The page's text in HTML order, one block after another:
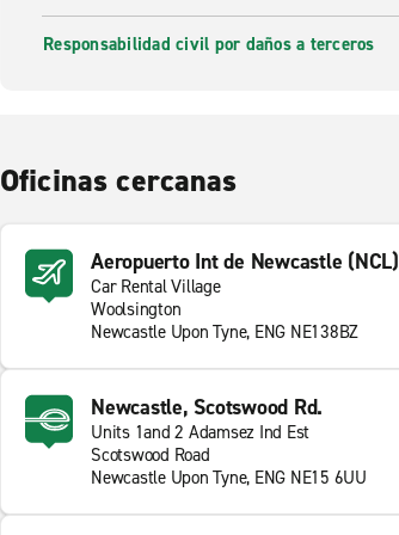
Responsabilidad civil por daños a terceros
Oficinas cercanas
Aeropuerto Int de Newcastle (NCL)
Car Rental Village
Woolsington
Newcastle Upon Tyne, ENG NE138BZ
Newcastle, Scotswood Rd.
Units 1and 2 Adamsez Ind Est
Scotswood Road
Newcastle Upon Tyne, ENG NE15 6UU